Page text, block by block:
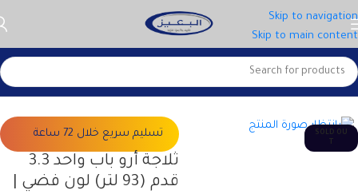
Skip to navigation
Skip to main content
الرئيسية الاجهزة الكبيرة الثلاجات
SOLD OU
T
تسليم سريع خلال 72 ساعة
ثلاجة أرو باب واحد 3.3
قدم (93 لتر) لون فضي |